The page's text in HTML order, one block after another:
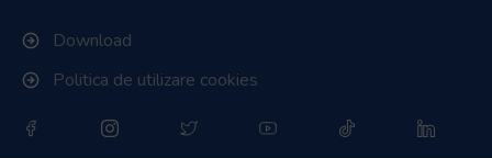
Download
Politica de utilizare cookies